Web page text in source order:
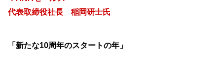
代表取締役社長 稲岡研士氏
「新たな10周年のスタートの年」